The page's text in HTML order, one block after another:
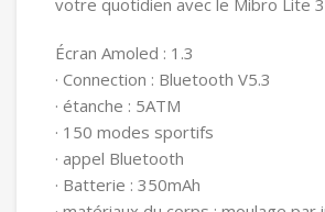
votre quotidien avec le Mibro Lite
Écran Amoled : 1.3
· Connection : Bluetooth V5.3
· étanche : 5ATM
· 150 modes sportifs
· appel Bluetooth
· Batterie : 350mAh